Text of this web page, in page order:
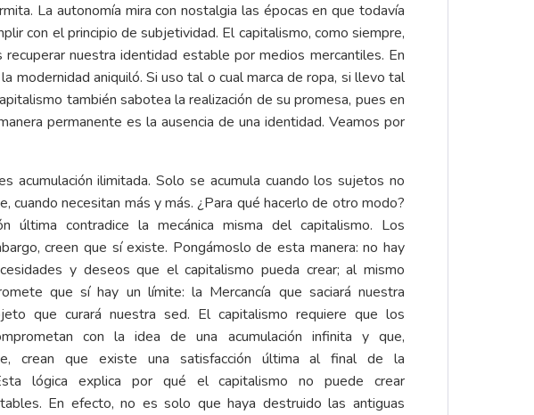
La autonomía mira con nostalgia las épocas en que todavía
con el principio de subjetividad. El capitalismo, como siempre,
nuestra identidad estable por medios mercantiles. En
modernidad aniquiló. Si uso tal o cual marca de ropa, si llevo tal
también sabotea la realización de su promesa, pues en
permanente es la ausencia de una identidad. Veamos por
acumulación ilimitada. Solo se acumula cuando los sujetos no
cuando necesitan más y más. ¿Para qué hacerlo de otro modo?
última contradice la mecánica misma del capitalismo. Los
creen que sí existe. Pongámoslo de esta manera: no hay
y deseos que el capitalismo pueda crear; al mismo
que sí hay un límite: la Mercancía que saciará nuestra
que curará nuestra sed. El capitalismo requiere que los
con la idea de una acumulación infinita y que,
crean que existe una satisfacción última al final de la
lógica explica por qué el capitalismo no puede crear
En efecto, no es solo que haya destruido las antiguas